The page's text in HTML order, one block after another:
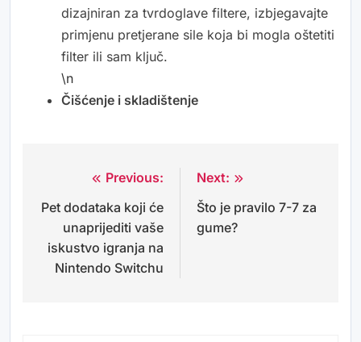
dizajniran za tvrdoglave filtere, izbjegavajte
primjenu pretjerane sile koja bi mogla oštetiti
filter ili sam ključ.
\n
Čišćenje i skladištenje
Navigacija
objava
Previous:
Pet dodataka koji će
unaprijediti vaše
iskustvo igranja na
Nintendo Switchu
Next:
Što je pravilo 7-7 za
gume?